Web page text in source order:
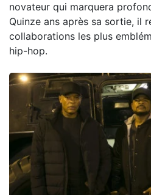
novateur qui marquera
Quinze ans après sa sortie, il
collaborations les plus
hip-hop.